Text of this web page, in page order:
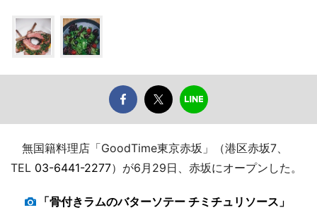
無国籍料理店「GoodTime東京赤坂」（港区赤坂7、
TEL 03-6441-2277）が6月29日、赤坂にオープンした。
「骨付きラムのバターソテー チミチュリソース」